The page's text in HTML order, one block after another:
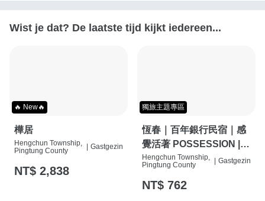
Wist je dat? De laatste tijd kijkt iedereen...
🔥 New🔥
樺居
Hengchun Township,
Pingtung County
Gastgezin
NT$ 2,838
獨旅主題專區
恆春｜百年銀行民宿｜感
覺活著 POSSESSION |
背包客棧 | 恆春必住特色
Hengchun Township,
Pingtung County
Gastgezin
NT$ 762